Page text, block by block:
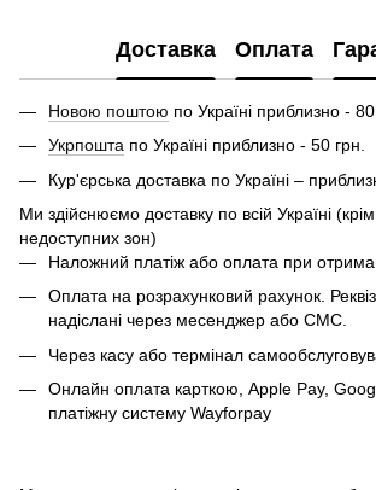
Доставка Оплата
Новою поштою по Україні приблизно - 80
Укрпошта по Україні приблизно - 50 грн.
Кур'єрська доставка по Україні –
Ми здійснюємо доставку по всій Україні
недоступних зон)
Наложний платіж або оплата при
Оплата на розрахунковий рахунок.
надіслані через месенджер або СМС.
Через касу або термінал
Онлайн оплата карткою, Apple Pay,
платіжну систему Wayforpay